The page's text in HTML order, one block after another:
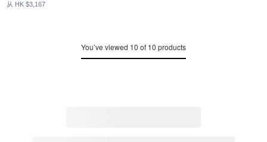
从 HK $3,167
You’ve viewed 10 of 10 products